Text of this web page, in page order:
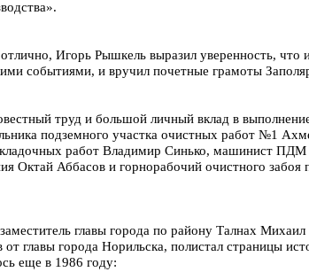
Игорь Рышкель выразил уверенность, что
событиями, и вручил почетные грамоты
труд и большой личный вклад в
подземного участка очистных работ №1
работ Владимир Синько, машинист ПДМ
Октай Аббасов и горнорабочий очистного забоя
главы города по району Талнах
главы города Норильска, полистал страницы
еще в 1986 году: